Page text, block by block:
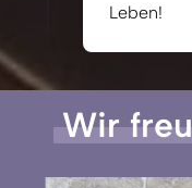
Leben!
Wir